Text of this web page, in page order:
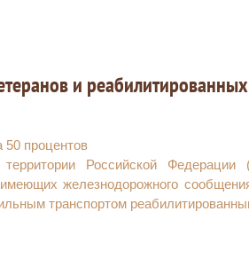
и
50 процентов
Российской
железнодорожного
транспортом